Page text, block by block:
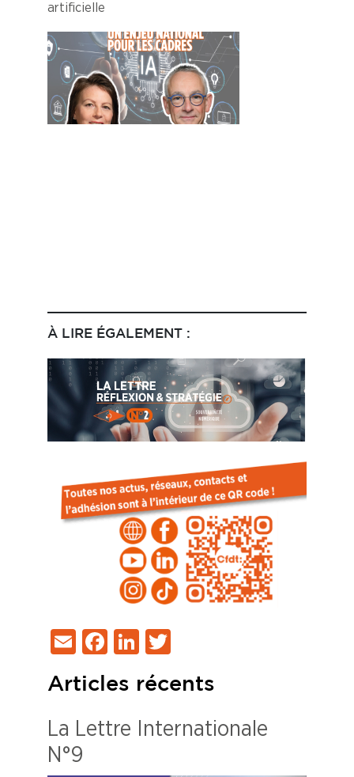
artificielle
À LIRE ÉGALEMENT :
EmailFacebook
LinkedIn
Articles récents
La Lettre Internationale
N°9